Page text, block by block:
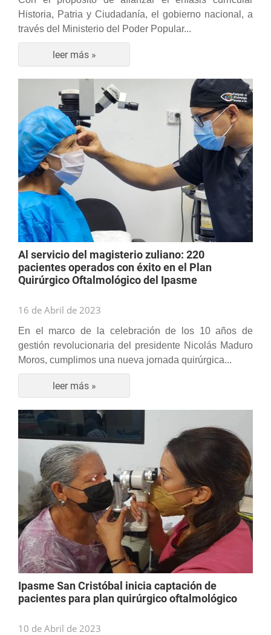
Historia, Patria y Ciudadanía, el gobierno nacional, a
través del Ministerio del Poder Popular...
leer más »
Al servicio del magisterio zuliano: 220
pacientes operados con éxito en el Plan
Quirúrgico Oftalmológico del Ipasme
16 de Abril de 2023
En el marco de la celebración de los 10 años de
gestión revolucionaria del presidente Nicolás Maduro
Moros, cumplimos una nueva jornada quirúrgica...
leer más »
Ipasme San Cristóbal inicia captación de
pacientes para plan quirúrgico oftalmológico
10 de Abril de 2023